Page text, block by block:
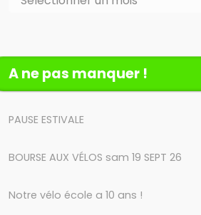
A ne pas manquer !
PAUSE ESTIVALE
BOURSE AUX VÉLOS sam 19 SEPT 26
Notre vélo école a 10 ans !